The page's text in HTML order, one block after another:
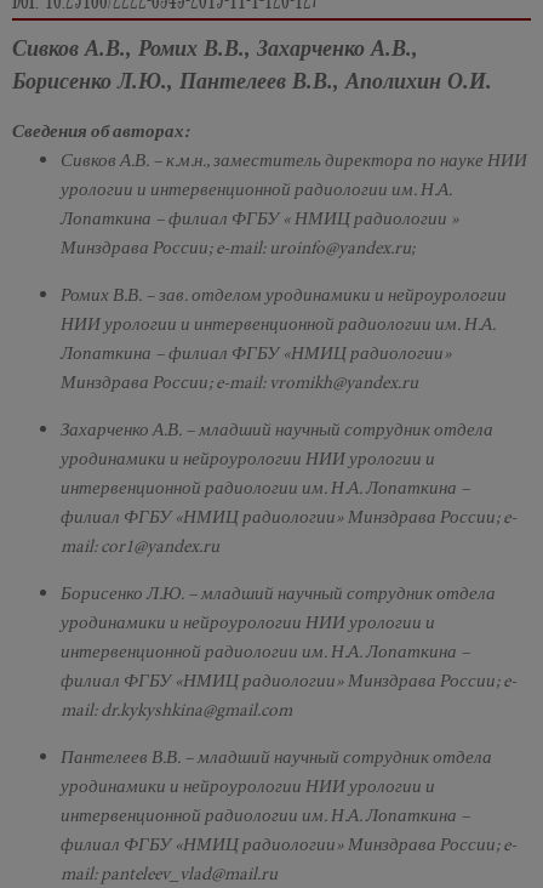
Сивков А.В., Ромих В.В., Захарченко А.В.,
Борисенко Л.Ю., Пантелеев В.В., Аполихин О.И.
Сведения об авторах:
Сивков А.В. – к.м.н., заместитель директора по науке НИИ
урологии и интервенционной радиологии им. Н.А.
Лопаткина – филиал ФГБУ « НМИЦ радиологии »
Минздрава России; e-mail: uroinfo@yandex.ru;
Ромих В.В. – зав. отделом уродинамики и нейроурологии
НИИ урологии и интервенционной радиологии им. Н.А.
Лопаткина – филиал ФГБУ «НМИЦ радиологии»
Минздрава России; e-mail: vromikh@yandex.ru
Захарченко А.В. – младший научный сотрудник отдела
уродинамики и нейроурологии НИИ урологии и
интервенционной радиологии им. Н.А. Лопаткина –
филиал ФГБУ «НМИЦ радиологии» Минздрава России; e-
mail: cor1@yandex.ru
Борисенко Л.Ю. – младший научный сотрудник отдела
уродинамики и нейроурологии НИИ урологии и
интервенционной радиологии им. Н.А. Лопаткина –
филиал ФГБУ «НМИЦ радиологии» Минздрава России; e-
mail: dr.kykyshkina@gmail.com
Пантелеев В.В. – младший научный сотрудник отдела
уродинамики и нейроурологии НИИ урологии и
интервенционной радиологии им. Н.А. Лопаткина –
филиал ФГБУ «НМИЦ радиологии» Минздрава России; e-
mail: panteleev_vlad@mail.ru